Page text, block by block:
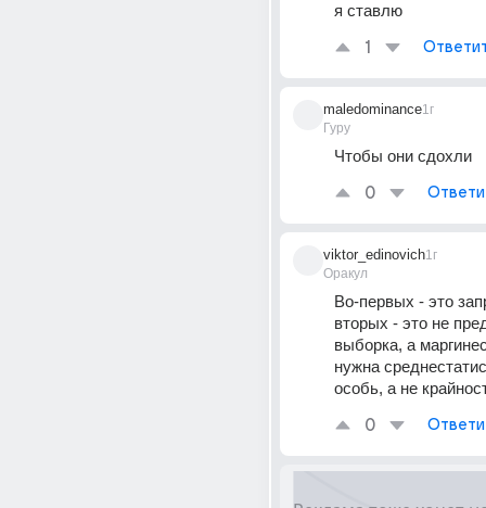
я ставлю
1
maledominance
Гуру
1г
Чтобы они сдохли
0
viktor_edinovich
Оракул
1г
Во-первых - это
вторых - это не
выборка, а
нужна
особь, а не
0